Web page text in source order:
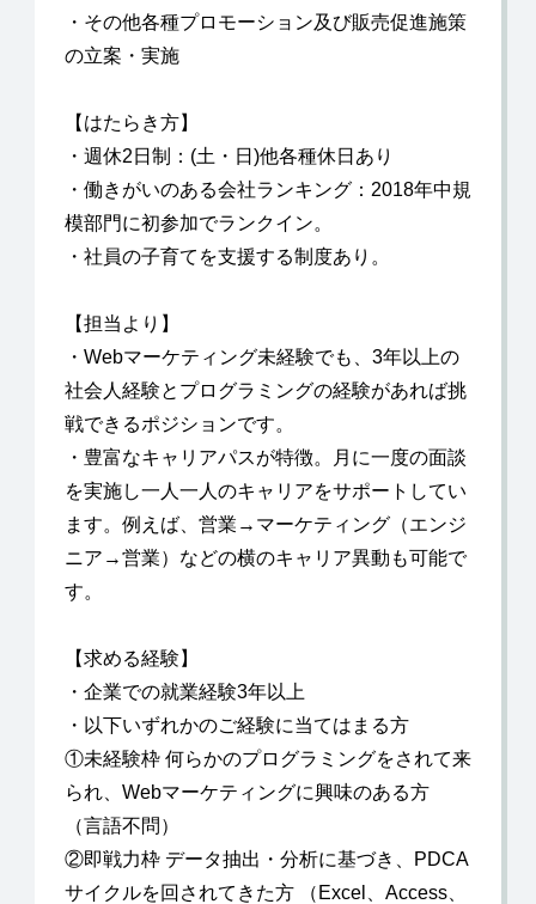
・その他各種プロモーション及び販売促進施策
の立案・実施
【はたらき方】
・週休2日制：(土・日)他各種休日あり
・働きがいのある会社ランキング：2018年中規
模部門に初参加でランクイン。
・社員の子育てを支援する制度あり。
【担当より】
・Webマーケティング未経験でも、3年以上の
社会人経験とプログラミングの経験があれば挑
戦できるポジションです。
・豊富なキャリアパスが特徴。月に一度の面談
を実施し一人一人のキャリアをサポートしてい
ます。例えば、営業→マーケティング（エンジ
ニア→営業）などの横のキャリア異動も可能で
す。
【求める経験】
・企業での就業経験3年以上
・以下いずれかのご経験に当てはまる方
①未経験枠 何らかのプログラミングをされて来
られ、Webマーケティングに興味のある方
（言語不問）
②即戦力枠 データ抽出・分析に基づき、PDCA
サイクルを回されてきた方 （Excel、Access、